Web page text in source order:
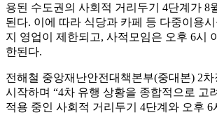
용된 수도권의 사회적 거리두기 4단계가 8
된다. 이에 따라 식당과 카페 등 다중이용
지 영업이 제한되고, 사적모임은 오후 6시
한된다.
전해철 중앙재난안전대책본부(중대본) 2차
시작하며 “4차 유행 상황을 종합적으로 고
적용 중인 사회적 거리두기 4단계와 오후 6